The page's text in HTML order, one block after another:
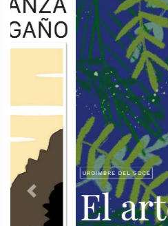
Previous